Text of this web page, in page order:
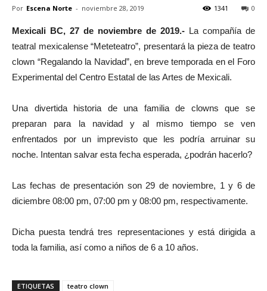
Por Escena Norte - noviembre 28, 2019 0
1341
Mexicali BC, 27 de noviembre de 2019.- La compañía de
teatral mexicalense “Meteteatro”, presentará la pieza de teatro
clown “Regalando la Navidad”, en breve temporada en el Foro
Experimental del Centro Estatal de las Artes de Mexicali.
Una divertida historia de una familia de clowns que se
preparan para la navidad y al mismo tiempo se ven
enfrentados por un imprevisto que les podría arruinar su
noche. Intentan salvar esta fecha esperada, ¿podrán hacerlo?
Las fechas de presentación son 29 de noviembre, 1 y 6 de
diciembre 08:00 pm, 07:00 pm y 08:00 pm, respectivamente.
Dicha puesta tendrá tres representaciones y está dirigida a
toda la familia, así como a niños de 6 a 10 años.
ETIQUETAS teatro clown